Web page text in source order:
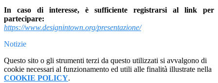
In caso di interesse, è sufficiente registrarsi al link per
partecipare:
https://www.designintown.org/presentazione/
Notizie
Questo sito o gli strumenti terzi da questo utilizzati si avvalgono di
cookie necessari al funzionamento ed utili alle finalità illustrate nella
COOKIE POLICY.